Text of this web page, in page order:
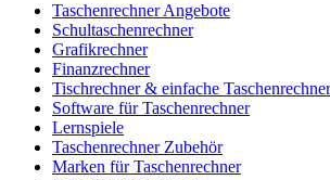
Taschenrechner Angebote
Schultaschenrechner
Grafikrechner
Finanzrechner
Tischrechner & einfache Taschenrechner
Software für Taschenrechner
Lernspiele
Taschenrechner Zubehör
Marken für Taschenrechner